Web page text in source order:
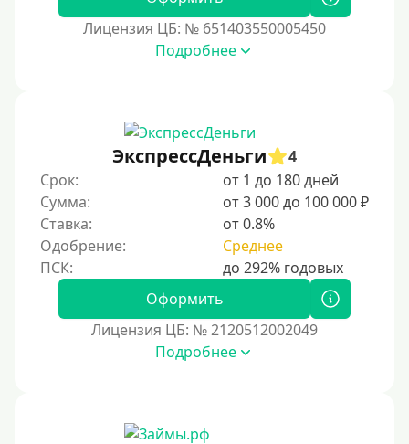
Лицензия ЦБ: № 651403550005450
Подробнее
ЭкспрессДеньги
4
Срок:
от 1 до 180 дней
Сумма:
от 3 000 до 100 000 ₽
Ставка:
от 0.8%
Одобрение:
Среднее
Оформить
Лицензия ЦБ: № 2120512002049
Подробнее